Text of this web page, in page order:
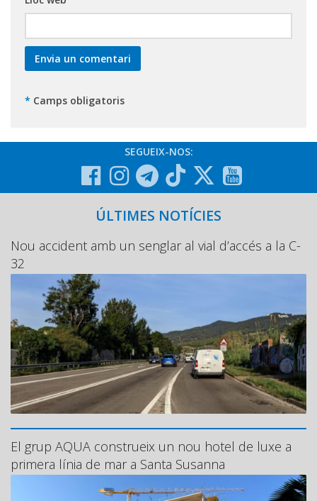
* Camps obligatoris
SEGUEIX-NOS:
ÚLTIMES NOTÍCIES
Nou accident amb un senglar al vial d’accés a la C-
32
El grup AQUA construeix un nou hotel de luxe a
primera línia de mar a Santa Susanna